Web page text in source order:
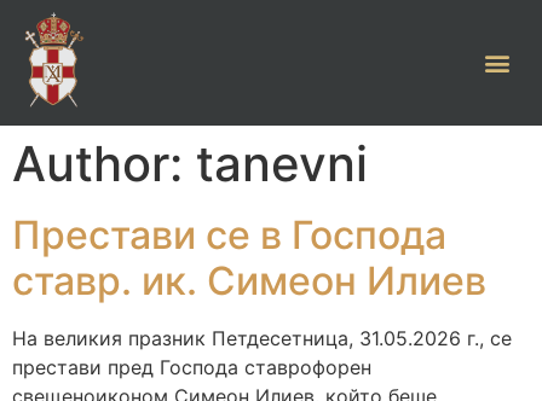
Author: tanevni
Престави се в Господа
ставр. ик. Симеон Илиев
На великия празник Петдесетница, 31.05.2026 г., се
престави пред Господа ставрофорен
свещеноиконом Симеон Илиев, който беше